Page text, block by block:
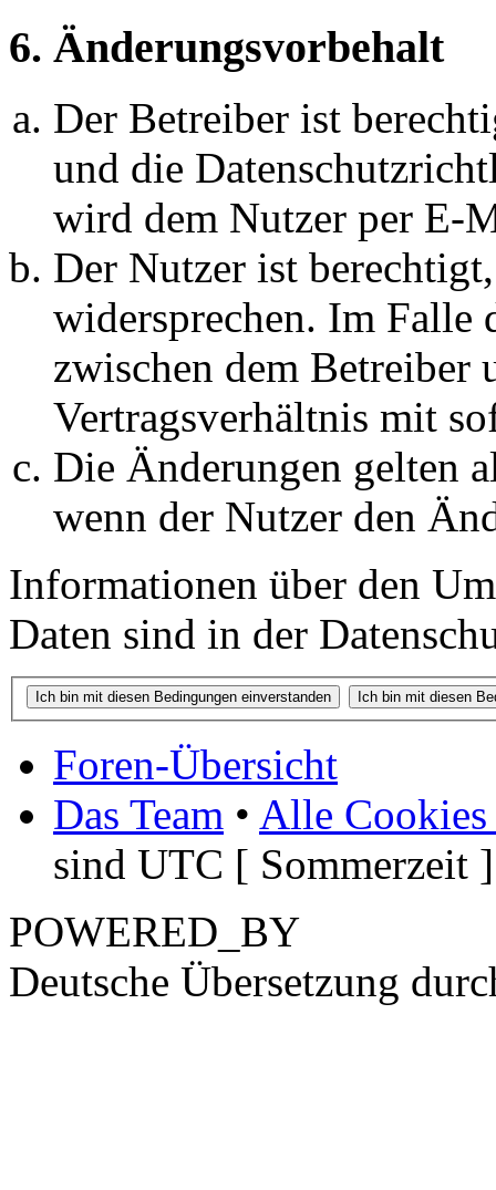
6. Änderungsvorbehalt
Der Betreiber ist
und die
wird dem Nutzer per E-
Der Nutzer ist
widersprechen. Im Falle
zwischen dem Betreiber
Vertragsverhältnis mit
Die Änderungen gelten
wenn der Nutzer den
Informationen über den
Daten sind in der
Foren-Übersicht
Das Team • Alle Cookies
sind UTC [ Sommerzeit ]
POWERED_BY
Deutsche Übersetzung